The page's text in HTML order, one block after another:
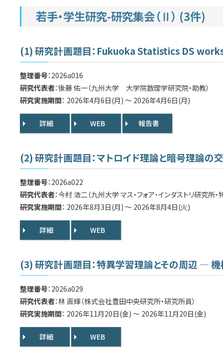
若手・学生研究-研究集会（Ⅱ） (3件)
(1) 研究計画題目：Fukuoka Statistics DS
整理番号：2026a016
研究代表者：後藤 佑一（九州大学 大学院数理学研究院・助教）
研究実施期間： 2026年4月6日(月) ～ 2026年4月6日(月)
詳細 WEB 報告書
(2) 研究計画題目：マトロイド理論と暗号理論の交
整理番号：2026a022
研究代表者：今村 浩二（九州大学 マス・フォア・インダストリ研究所・
研究実施期間： 2026年8月3日(月) ～ 2026年8月4日(火)
詳細 WEB
(3) 研究計画題目：特異学習理論とその周辺 —
整理番号：2026a029
研究代表者：林 直輝（株式会社豊田中央研究所・研究所員）
研究実施期間： 2026年11月20日(金) ～ 2026年11月20日(金)
詳細 WEB